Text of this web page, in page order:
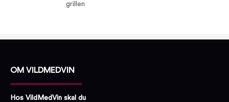
grillen
OM VILDMEDVIN
Hos VildMedVin skal du